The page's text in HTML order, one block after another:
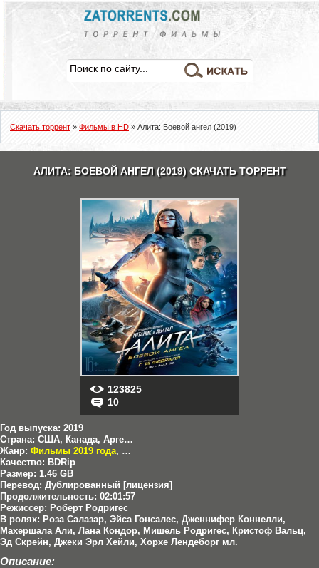
Скачать торрент » Фильмы в HD » Алита: Боевой ангел (2019)
АЛИТА: БОЕВОЙ АНГЕЛ (2019) СКАЧАТЬ ТОРРЕНТ
123825
10
Год выпуска: 2019
Страна: США, Канада, Аргентина
Жанр: Фильмы 2019 года, Боевики
Качество: BDRip
Размер: 1.46 GB
Перевод: Дублированный [лицензия]
Продолжительность: 02:01:57
Режиссер: Роберт Родригес
В ролях: Роза Салазар, Эйса Гонсалес, Дженнифер Коннелли,
Махершала Али, Лана Кондор, Мишель Родригес, Кристоф Вальц,
Эд Скрейн, Джеки Эрл Хейли, Хорхе Лендеборг мл.
Описание: